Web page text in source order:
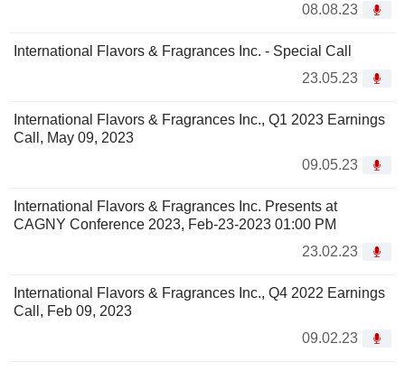
08.08.23
International Flavors & Fragrances Inc. - Special Call
23.05.23
International Flavors & Fragrances Inc., Q1 2023 Earnings
Call, May 09, 2023
09.05.23
International Flavors & Fragrances Inc. Presents at
CAGNY Conference 2023, Feb-23-2023 01:00 PM
23.02.23
International Flavors & Fragrances Inc., Q4 2022 Earnings
Call, Feb 09, 2023
09.02.23